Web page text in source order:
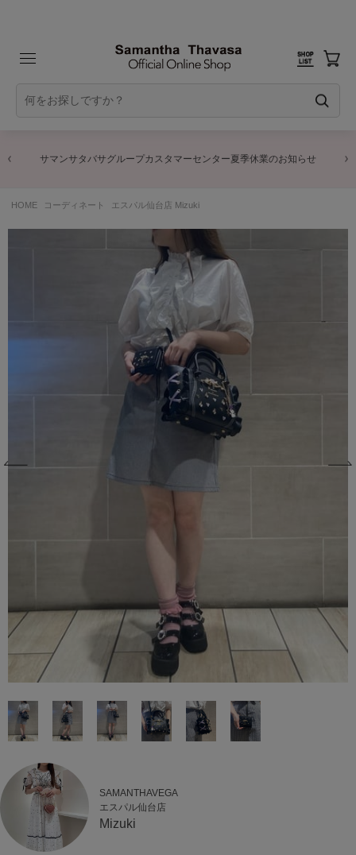
サマンサタバサグループカスタマーセンター夏季休業のお知らせ
HOME コーディネート エスパル仙台店 Mizuki
SAMANTHAVEGA
エスパル仙台店
Mizuki